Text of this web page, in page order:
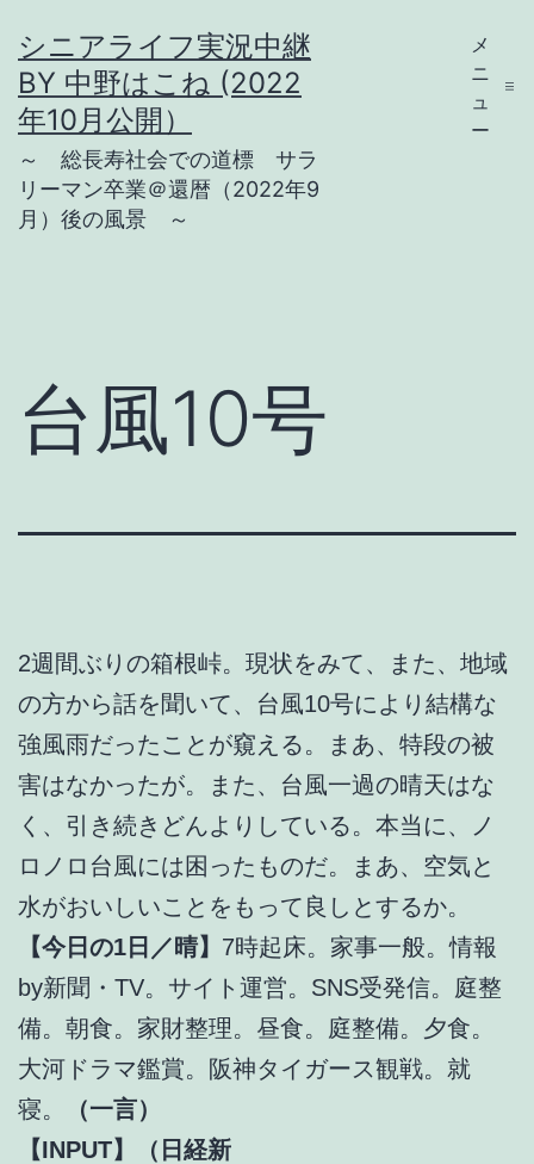
ン
テ
ン
へ
シニアライフ実況中継
BY 中野はこね (2022
年10月公開）
～ 総長寿社会での道標 サラ
リーマン卒業＠還暦（2022年9
月）後の風景 ～
メ
ニ
ュ
ー
台風10号
2週間ぶりの箱根峠。現状をみて、また、地域
の方から話を聞いて、台風10号により結構な
強風雨だったことが窺える。まあ、特段の被
害はなかったが。また、台風一過の晴天はな
く、引き続きどんよりしている。本当に、ノ
ロノロ台風には困ったものだ。まあ、空気と
水がおいしいことをもって良しとするか。
【今日の1日／晴】 7時起床。家事一般。情報
by新聞・TV。サイト運営。SNS受発信。庭整
備。朝食。家財整理。昼食。庭整備。夕食。
大河ドラマ鑑賞。阪神タイガース観戦。就
寝。
（一言）
【INPUT】（日経新